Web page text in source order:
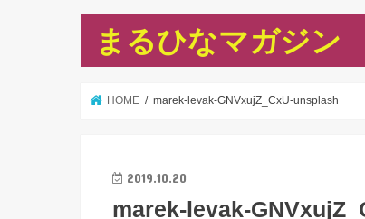
まるひなマガジン
HOME marek-levak-GNVxujZ_CxU-unsplash
2019.10.20
marek-levak-